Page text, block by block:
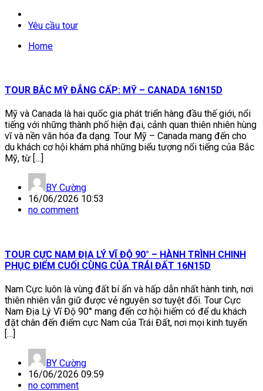
Yêu cầu tour
Home
TOUR BẮC MỸ ĐẲNG CẤP: MỸ – CANADA 16N15D
Mỹ và Canada là hai quốc gia phát triển hàng đầu thế giới, nổi
tiếng với những thành phố hiện đại, cảnh quan thiên nhiên hùng
vĩ và nền văn hóa đa dạng. Tour Mỹ – Canada mang đến cho
du khách cơ hội khám phá những biểu tượng nổi tiếng của Bắc
Mỹ, từ […]
BY Cường
16/06/2026 10:53
no comment
TOUR CỰC NAM ĐỊA LÝ VĨ ĐỘ 90° – HÀNH TRÌNH CHINH
PHỤC ĐIỂM CUỐI CÙNG CỦA TRÁI ĐẤT 16N15D
Nam Cực luôn là vùng đất bí ẩn và hấp dẫn nhất hành tinh, nơi
thiên nhiên vẫn giữ được vẻ nguyên sơ tuyệt đối. Tour Cực
Nam Địa Lý Vĩ Độ 90° mang đến cơ hội hiếm có để du khách
đặt chân đến điểm cực Nam của Trái Đất, nơi mọi kinh tuyến
[…]
BY Cường
16/06/2026 09:59
no comment